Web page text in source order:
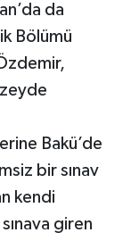
da
Bölümü
Bakü’de
bir sınav
kendi
giren